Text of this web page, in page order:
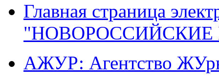
Главная страница
"НОВОРОССИЙСКИЕ
АЖУР: Агентство